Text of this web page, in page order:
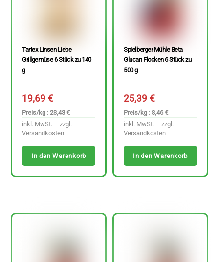
Tartex Linsen Liebe
Grillgemüse 6 Stück zu 140
g
19,69€
Preis/kg : 23,43 €
inkl. MwSt. – zzgl.
Versandkosten
In den Warenkorb
Spielberger Mühle Beta
Glucan Flocken 6 Stück zu
500 g
25,39€
Preis/kg : 8,46 €
inkl. MwSt. – zzgl.
Versandkosten
In den Warenkorb